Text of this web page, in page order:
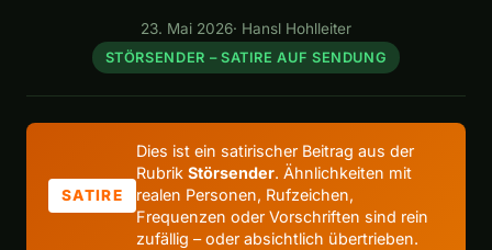
23. Mai 2026· Hansl Hohlleiter
STÖRSENDER – SATIRE AUF SENDUNG
SATIRE
Dies ist ein satirischer Beitrag aus der
RubrikStörsender. Ähnlichkeiten mit
realen Personen, Rufzeichen,
Frequenzen oder Vorschriften sind rein
zufällig – oder absichtlich übertrieben.